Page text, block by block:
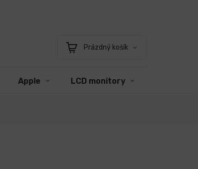
Nákupní
Prázdný košík
Apple LCD monitory